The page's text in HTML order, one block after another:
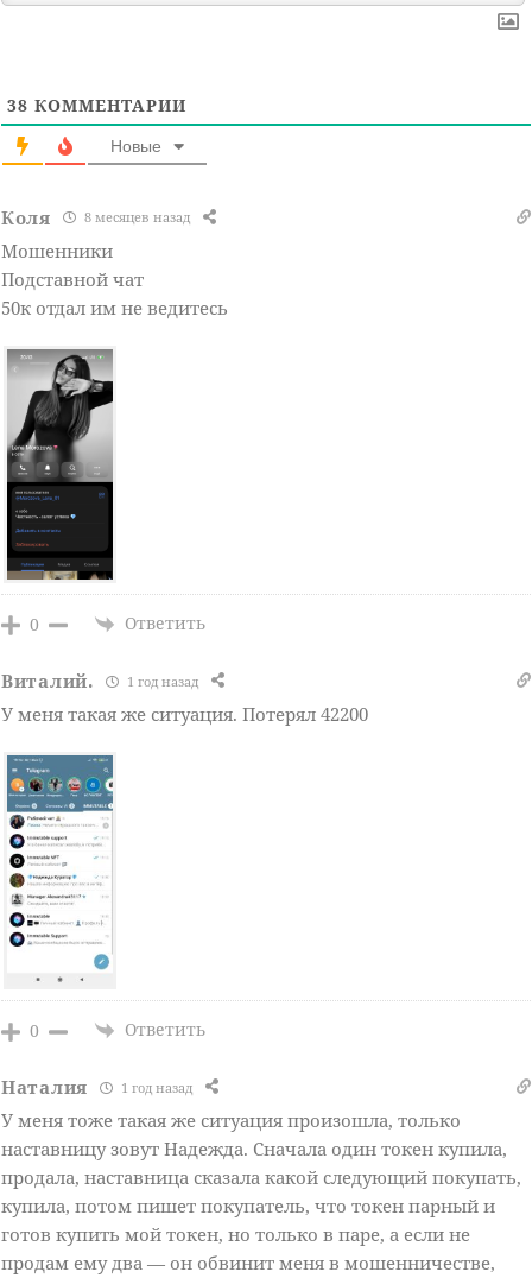
38 КОММЕНТАРИИ
Новые
Коля 8 месяцев назад
Мошенники
Подставной чат
50к отдал им не ведитесь
0 Ответить
Виталий. 1 год назад
У меня такая же ситуация. Потерял 42200
0 Ответить
Наталия 1 год назад
У меня тоже такая же ситуация произошла, только
наставницу зовут Надежда. Сначала один токен купила,
продала, наставница сказала какой следующий покупать,
купила, потом пишет покупатель, что токен парный и
готов купить мой токен, но только в паре, а если не
продам ему два — он обвинит меня в мошенничестве,